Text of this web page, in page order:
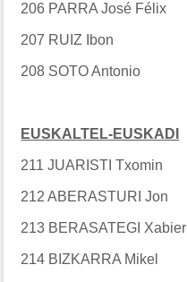
206 PARRA José Félix
207 RUIZ Ibon
208 SOTO Antonio
EUSKALTEL-EUSKADI
211 JUARISTI Txomin
212 ABERASTURI Jon
213 BERASATEGI Xabier
214 BIZKARRA Mikel